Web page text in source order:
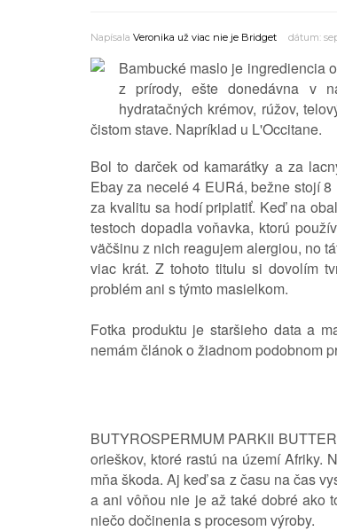
Napísala Veronika už viac nie je Bridget dátum:
Bambucké maslo je ingrediencia
z prírody, ešte donedávna v
hydratačných krémov, rúžov,
čistom stave. Napríklad u L'Occitane.
Bol to darček od kamarátky a za
Ebay za necelé 4 EURá, bežne stojí
za kvalitu sa hodí priplatiť. Keď na
testoch dopadla voňavka, ktorú
väčšinu z nich reagujem alergiou, no
viac krát. Z tohoto titulu si dovolím
problém ani s týmto masielkom.
Fotka produktu je staršieho data a
nemám článok o žiadnom podobnom
BUTYROSPERMUM PARKII
orieškov, ktoré rastú na území Afriky.
mňa škoda. Aj keď sa z času na čas
a ani vôňou nie je až také dobré ako
niečo dočinenia s procesom výroby.